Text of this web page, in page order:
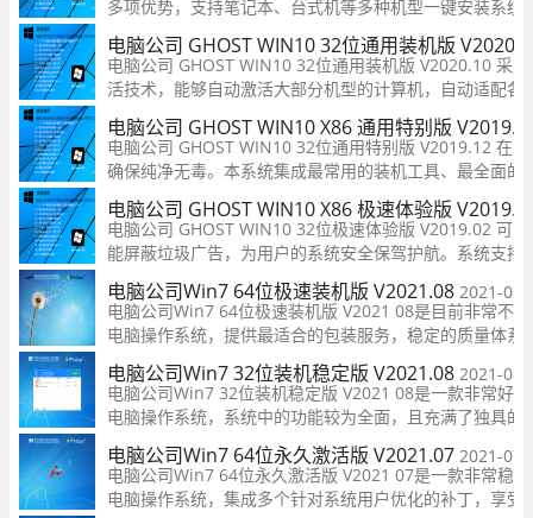
多项优势，支持笔记本、台式机等多种机型一键安装系统
体中文设置为默认语言，安装完成开机后即可直接使用，
件驱动，可在进入系统后自动为用户安装
电脑公司 GHOST WIN10 32位通用装机版
电脑公司 GHOST WIN10 32位通用装机版 V2020.10 采
活技术，能够自动激活大部分机型的计算机，自动适配各
装最新驱动，保障系统能够稳定运行。本系统在优化时仅
影响完整性，保留所有功能及组件，还用户一个纯净的
电脑公司 GHOST WIN10 X86 通用特别版
电脑公司 GHOST WIN10 32位通用特别版 V2019.12 在
确保纯净无毒。本系统集成最常用的装机工具、最全面的
更稳定的特性，还将IE浏览器和Edge游览器放置到桌面
系统既可以在uefi机型上安装，也可以leg
电脑公司 GHOST WIN10 X86 极速体验版
电脑公司 GHOST WIN10 32位极速体验版 V2019.02 可
能屏蔽垃圾广告，为用户的系统安全保驾护航。系统支持
提供最新最全的官方驱动，装机时运行驱动软件自动安装
心。
电脑公司Win7 64位极速装机版 V2021.08 2021-08-
电脑公司Win7 64位极速装机版 V2021 08是目前非常不
电脑操作系统，提供最适合的包装服务，稳定的质量体系
互模式，智能安装用户电脑模型、硬件设备，可以提高系
的性能，用户可以直观地提高了整个系统的运行速度和效
率。
电脑公司Win7 32位装机稳定版 V2021.08 2021-08-
电脑公司Win7 32位装机稳定版 V2021 08是一款非常好
电脑操作系统，系统中的功能较为全面，且充满了独具的
色，让你可以快速的将系统完成安装，而且不用激活，安
完成就能立即使用，大大节省用户时间！
电脑公司Win7 64位永久激活版 V2021.07 2021-07-
电脑公司Win7 64位永久激活版 V2021 07是一款非常稳
电脑操作系统，集成多个针对系统用户优化的补丁，享受